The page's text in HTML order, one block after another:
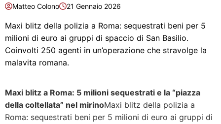
Matteo Colono 21 Gennaio 2026
Maxi blitz della polizia a Roma: sequestrati beni per 5
milioni di euro ai gruppi di spaccio di San Basilio.
Coinvolti 250 agenti in un’operazione che stravolge la
malavita romana.
Maxi blitz a Roma: 5 milioni sequestrati e la “piazza
della coltellata” nel mirinoMaxi blitz della polizia a
Roma: sequestrati beni per 5 milioni di euro ai gruppi di